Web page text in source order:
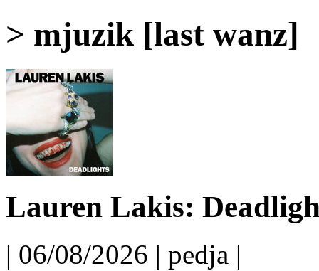
> mjuzik [last wanz]
Lauren Lakis:
| 06/08/2026 | pedja |